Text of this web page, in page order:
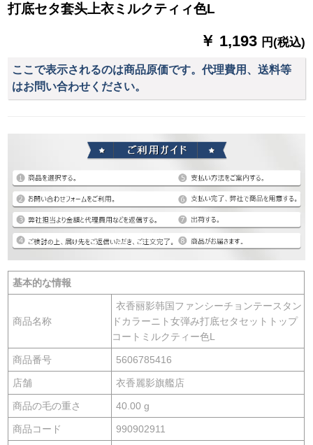
打底セタ套头上衣ミルクティィ色L
￥ 1,193 円(税込)
ここで表示されるのは商品原価です。代理費用、送料等
はお問い合わせください。
基本的な情報
商品名称
衣香丽影韩国ファンシーチョンテースタン
ドカラーニト女弾み打底セタセットトップ
コートミルクティー色L
商品番号 5606785416
店舗 衣香麗影旗艦店
商品の毛の重さ 40.00 g
商品コード 990902911